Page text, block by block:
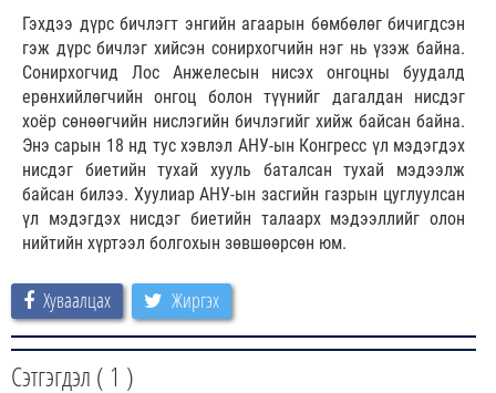
Гэхдээ дүрс бичлэгт энгийн агаарын бөмбөлөг бичигдсэн
гэж дүрс бичлэг хийсэн сонирхогчийн нэг нь үзэж байна.
Сонирхогчид Лос Анжелесын нисэх онгоцны буудалд
ерөнхийлөгчийн онгоц болон түүнийг дагалдан нисдэг
хоёр сөнөөгчийн нислэгийн бичлэгийг хийж байсан байна.
Энэ сарын 18 нд тус хэвлэл АНУ-ын Конгресс үл мэдэгдэх
нисдэг биетийн тухай хууль баталсан тухай мэдээлж
байсан билээ. Хуулиар АНУ-ын засгийн газрын цуглуулсан
үл мэдэгдэх нисдэг биетийн талаарх мэдээллийг олон
нийтийн хүртээл болгохын зөвшөөрсөн юм.
Хуваалцах Жиргэх
Сэтгэгдэл ( 1 )